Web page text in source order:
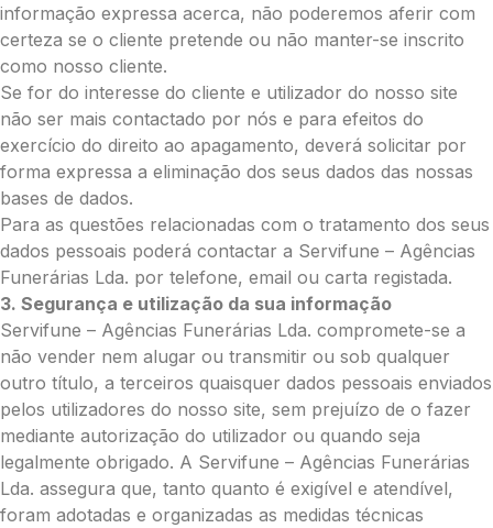
Média (€100)
Grande (€115)
Coroa:
Mini (€75)
Pequena (€85)
Média (€100)
Grande (€115)
O seu nome*
Contacto telefónico*
O seu email*
Mensagem a constar no cartão
informação expressa acerca, não poderemos aferir com
certeza se o cliente pretende ou não manter-se inscrito
como nosso cliente.
Se for do interesse do cliente e utilizador do nosso site
não ser mais contactado por nós e para efeitos do
exercício do direito ao apagamento, deverá solicitar por
forma expressa a eliminação dos seus dados das nossas
bases de dados.
Para as questões relacionadas com o tratamento dos seus
dados pessoais poderá contactar a Servifune – Agências
Funerárias Lda. por telefone, email ou carta registada.
3. Segurança e utilização da sua informação
Servifune – Agências Funerárias Lda. compromete-se a
não vender nem alugar ou transmitir ou sob qualquer
outro título, a terceiros quaisquer dados pessoais enviados
pelos utilizadores do nosso site, sem prejuízo de o fazer
mediante autorização do utilizador ou quando seja
legalmente obrigado. A Servifune – Agências Funerárias
Lda. assegura que, tanto quanto é exigível e atendível,
foram adotadas e organizadas as medidas técnicas